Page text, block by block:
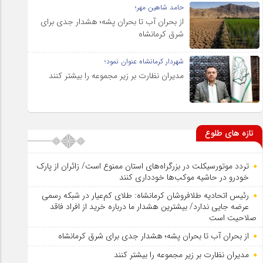
حامد شاهین مهر؛
از بحران آب تا بحران پشه؛ هشدار جدی برای
شرق کرمانشاه
شهردار کرمانشاه عنوان نمود؛
مدیران نظارت بر زیر مجموعه را بیشتر کنند
تازه های طلوع
تردد موتورسیکلت در بزرگراه‌های استان ممنوع است/ زائران از پارک
خودرو در حاشیه موکب‌ها خودداری کنند
رئیس اتحادیه طلافروشان کرمانشاه: طلای کم‌عیار در شبکه رسمی
عرضه جایی ندارد/ بیشترین هشدار ما درباره خرید از افراد فاقد
صلاحیت است
از بحران آب تا بحران پشه؛ هشدار جدی برای شرق کرمانشاه
مدیران نظارت بر زیر مجموعه را بیشتر کنند